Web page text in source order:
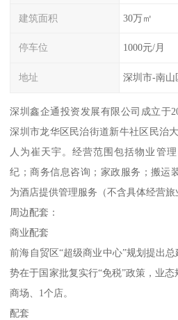
建筑面积 30万㎡
停车位 1000元/月
地址
深圳鑫企通投资发展有限公司成立于
深圳市龙华区民治街道新牛社区民治
人为崔天宇。经营范围包括物业管
纪；商务信息咨询；家政服务；搬运
为酒店提供管理服务（不含具体经营旅
周边配套：
商业配套
前海自贸区“超级商业中心”规划提出
势在于国家批复实行“免税”政策，业
商场、1个店。
配套